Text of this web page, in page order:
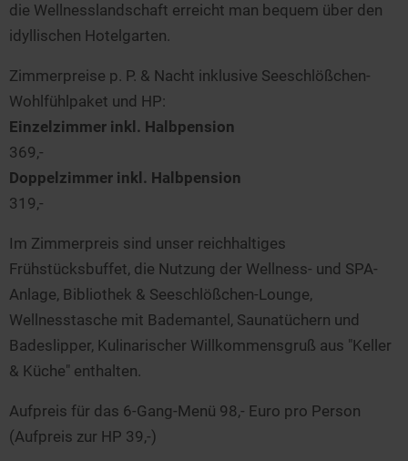
die Wellnesslandschaft erreicht man bequem über den
idyllischen Hotelgarten.
Zimmerpreise p. P. & Nacht inklusive Seeschlößchen-
Wohlfühlpaket und HP:
Einzelzimmer inkl. Halbpension
369,-
Doppelzimmer inkl. Halbpension
319,-
Im Zimmerpreis sind unser reichhaltiges
Frühstücksbuffet, die Nutzung der Wellness- und SPA-
Anlage, Bibliothek & Seeschlößchen-Lounge,
Wellnesstasche mit Bademantel, Saunatüchern und
Badeslipper, Kulinarischer Willkommensgruß aus "Keller
& Küche" enthalten.
Aufpreis für das 6-Gang-Menü 98,- Euro pro Person
(Aufpreis zur HP 39,-)